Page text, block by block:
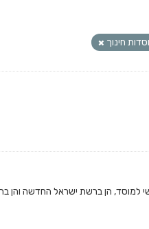
חינוך
למוסד, הן ברשת ישראל החדשה והן